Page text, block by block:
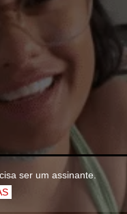
ser um assinante.